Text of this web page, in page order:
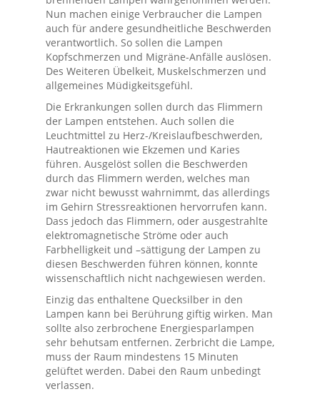
Nun machen einige Verbraucher die Lampen
auch für andere gesundheitliche Beschwerden
verantwortlich. So sollen die Lampen
Kopfschmerzen und Migräne-Anfälle auslösen.
Des Weiteren Übelkeit, Muskelschmerzen und
allgemeines Müdigkeitsgefühl.
Die Erkrankungen sollen durch das Flimmern
der Lampen entstehen. Auch sollen die
Leuchtmittel zu Herz-/Kreislaufbeschwerden,
Hautreaktionen wie Ekzemen und Karies
führen. Ausgelöst sollen die Beschwerden
durch das Flimmern werden, welches man
zwar nicht bewusst wahrnimmt, das allerdings
im Gehirn Stressreaktionen hervorrufen kann.
Dass jedoch das Flimmern, oder ausgestrahlte
elektromagnetische Ströme oder auch
Farbhelligkeit und –sättigung der Lampen zu
diesen Beschwerden führen können, konnte
wissenschaftlich nicht nachgewiesen werden.
Einzig das enthaltene Quecksilber in den
Lampen kann bei Berührung giftig wirken. Man
sollte also zerbrochene Energiesparlampen
sehr behutsam entfernen. Zerbricht die Lampe,
muss der Raum mindestens 15 Minuten
gelüftet werden. Dabei den Raum unbedingt
verlassen.